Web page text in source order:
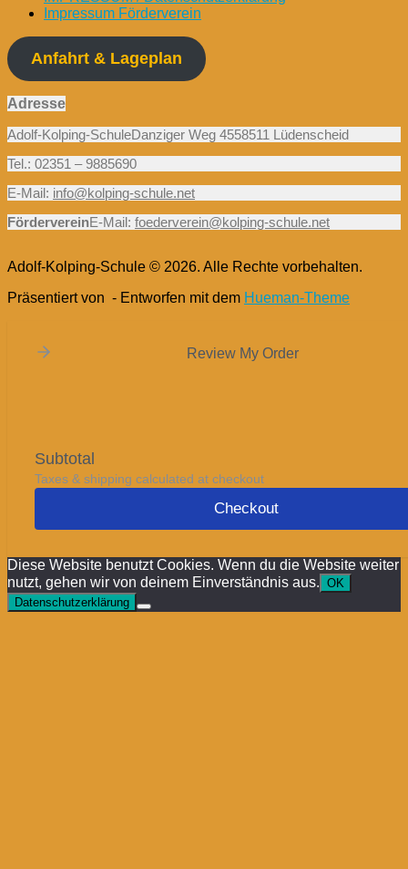
Impressum Förderverein
Anfahrt & Lageplan
Adresse
Adolf-Kolping-SchuleDanziger Weg 4558511 Lüdenscheid
Tel.: 02351 – 9885690
E-Mail: info@kolping-schule.net
FördervereinE-Mail: foederverein@kolping-schule.net
Adolf-Kolping-Schule © 2026. Alle Rechte vorbehalten.
Präsentiert von - Entworfen mit dem Hueman-Theme
Review My Order
Subtotal
Taxes & shipping calculated at checkout
Checkout
Diese Website benutzt Cookies. Wenn du die Website weiter
nutzt, gehen wir von deinem Einverständnis aus. OK
Datenschutzerklärung